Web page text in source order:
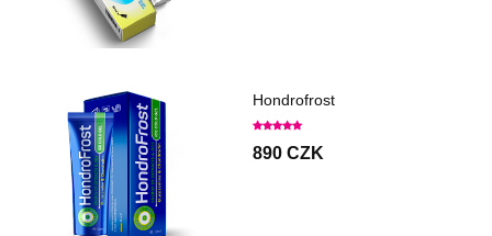
Hondrofrost
890 CZK